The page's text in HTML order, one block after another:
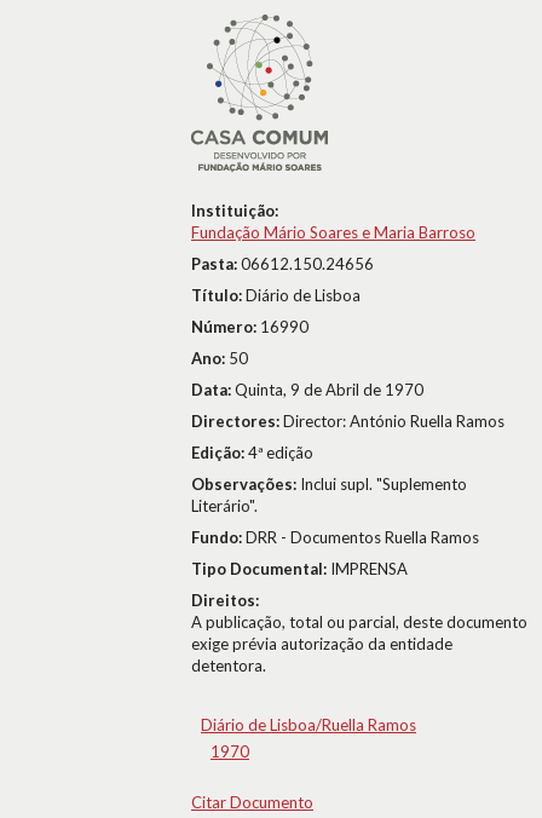
Instituição:
Fundação Mário Soares e Maria Barroso
Pasta:06612.150.24656
Título:Diário de Lisboa
Número: 16990
Ano: 50
Data:Quinta, 9 de Abril de 1970
Directores:Director: António Ruella Ramos
Edição:4ª edição
Observações: Inclui supl. "Suplemento
Literário".
Fundo:DRR - Documentos Ruella Ramos
Tipo Documental: IMPRENSA
Direitos:
A publicação, total ou parcial, deste documento
exige prévia autorização da entidade
detentora.
Diário de Lisboa/Ruella Ramos
1970
Citar Documento